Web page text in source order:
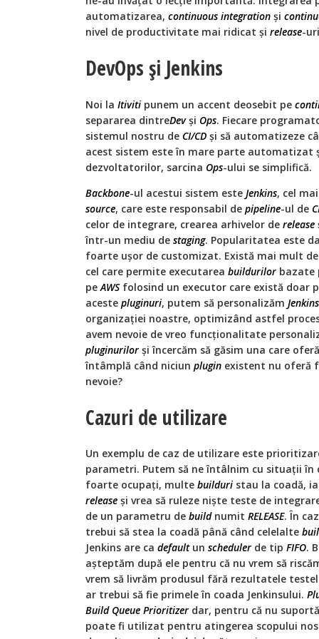
automatizarea, continuous integration și
nivel de productivitate mai ridicat și release-
DevOps și Jenkins
Noi la Itiviti punem un accent deosebit pe
separarea dintreDevși Ops. Fiecare
sistemul nostru de CI/CD și să automatizeze
acest sistem este în mare parte
dezvoltatorilor, sarcina Ops-ului se simplifică.
Backbone-ul acestui sistem este Jenkins, cel
source, care este responsabil de pipeline-ul de
celor de integrare, crearea arhivelor de release
într-un mediu de staging. Popularitatea este
foarte ușor de customizat. Există mai mult
cel care permite executarea buildurilor bazate
pe AWSfolosind un executor care există doar
aceste pluginuri, putem să personalizăm Jenkins
organizației noastre, optimizând astfel
avem nevoie de vreo funcționalitate
pluginurilor și încercăm să găsim una care
întâmplă când niciun plugin existent nu oferă
nevoie?
Cazuri de utilizare
Un exemplu de caz de utilizare este
parametri. Putem să ne întâlnim cu situații în
foarte ocupați, multe builduri stau la coadă,
release și vrea să ruleze niște teste de
de un parametru de buildnumit RELEASE. În
trebui să stea la coadă până când celelalte
Jenkins are ca defaultun scheduler de tip FIFO.
așteptăm după ele pentru că nu vrem să
vrem să livrăm produsul fără rezultatele
ar trebui să fie primele în coada Jenkinsului.
Build Queue Prioritizer dar, pentru că nu
poate fi utilizat pentru atingerea scopului